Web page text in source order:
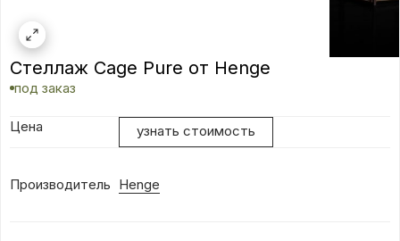
Стеллаж Cage Pure от Henge
под заказ
Цена узнать стоимость
Производитель Henge